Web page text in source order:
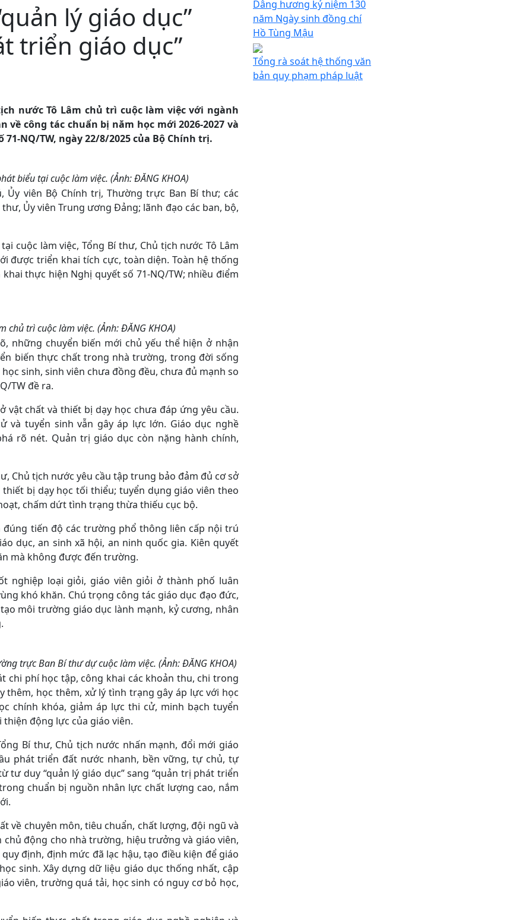
lý giáo dục”
triển giáo dục”
nước Tô Lâm chủ trì cuộc làm việc với ngành
về công tác chuẩn bị năm học mới 2026-2027 và
NQ/TW, ngày 22/8/2025 của Bộ Chính trị.
biểu tại cuộc làm việc. (Ảnh: ĐĂNG KHOA)
Ủy viên Bộ Chính trị, Thường trực Ban Bí thư; các
Ủy viên Trung ương Đảng; lãnh đạo các ban, bộ,
cuộc làm việc, Tổng Bí thư, Chủ tịch nước Tô Lâm
được triển khai tích cực, toàn diện. Toàn hệ thống
thực hiện Nghị quyết số 71-NQ/TW; nhiều điểm
chủ trì cuộc làm việc. (Ảnh: ĐĂNG KHOA)
những chuyển biến mới chủ yếu thể hiện ở nhận
biến thực chất trong nhà trường, trong đời sống
sinh, sinh viên chưa đồng đều, chưa đủ mạnh so
TW đề ra.
vật chất và thiết bị dạy học chưa đáp ứng yêu cầu.
và tuyển sinh vẫn gây áp lực lớn. Giáo dục nghề
rõ nét. Quản trị giáo dục còn nặng hành chính,
Chủ tịch nước yêu cầu tập trung bảo đảm đủ cơ sở
bị dạy học tối thiểu; tuyển dụng giáo viên theo
chấm dứt tình trạng thừa thiếu cục bộ.
tiến độ các trường phổ thông liên cấp nội trú
dục, an sinh xã hội, an ninh quốc gia. Kiên quyết
mà không được đến trường.
nghiệp loại giỏi, giáo viên giỏi ở thành phố luân
khó khăn. Chú trọng công tác giáo dục đạo đức,
môi trường giáo dục lành mạnh, kỷ cương, nhân
trực Ban Bí thư dự cuộc làm việc. (Ảnh: ĐĂNG KHOA)
chi phí học tập, công khai các khoản thu, chi trong
thêm, học thêm, xử lý tình trạng gây áp lực với học
chính khóa, giảm áp lực thi cử, minh bạch tuyển
động lực của giáo viên.
Bí thư, Chủ tịch nước nhấn mạnh, đổi mới giáo
phát triển đất nước nhanh, bền vững, tự chủ, tự
tư duy “quản lý giáo dục” sang “quản trị phát triển
chuẩn bị nguồn nhân lực chất lượng cao, nắm
về chuyên môn, tiêu chuẩn, chất lượng, đội ngũ và
động cho nhà trường, hiệu trưởng và giáo viên,
định, định mức đã lạc hậu, tạo điều kiện để giáo
sinh. Xây dựng dữ liệu giáo dục thống nhất, cập
viên, trường quá tải, học sinh có nguy cơ bỏ học,
Dâng hương kỷ niệm 130
năm Ngày sinh đồng chí
Hồ Tùng Mậu
Tổng rà soát hệ thống văn
bản quy phạm pháp luật